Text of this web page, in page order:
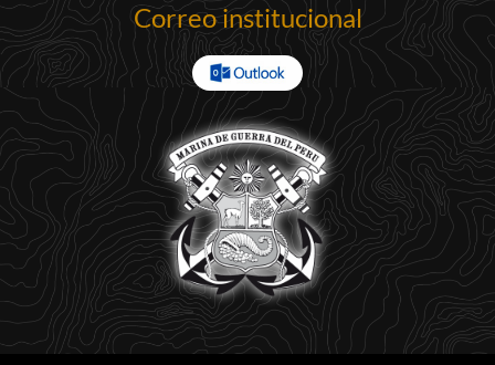
Correo institucional